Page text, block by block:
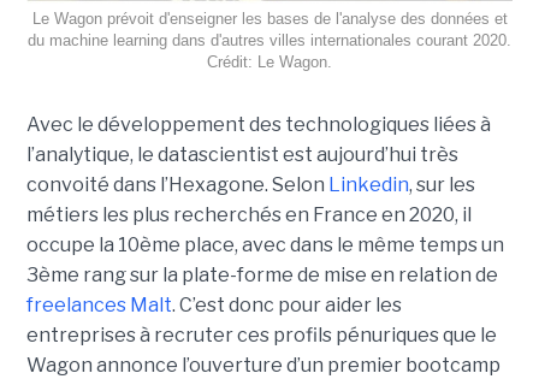
Le Wagon prévoit d'enseigner les bases de l'analyse des données et
du machine learning dans d'autres villes internationales courant 2020.
Crédit: Le Wagon.
Avec le développement des technologiques liées à
l’analytique, le datascientist est aujourd’hui très
convoité dans l’Hexagone. Selon Linkedin, sur les
métiers les plus recherchés en France en 2020, il
occupe la 10ème place, avec dans le même temps un
3ème rang sur la plate-forme de mise en relation de
freelances Malt. C’est donc pour aider les
entreprises à recruter ces profils pénuriques que le
Wagon annonce l’ouverture d’un premier bootcamp